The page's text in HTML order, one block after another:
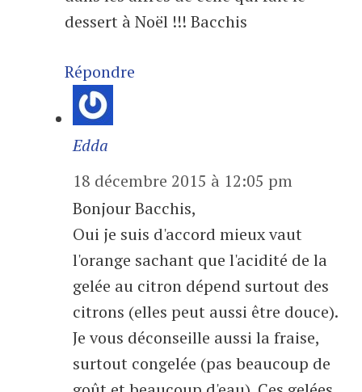
dessert à Noël !!! Bacchis
Répondre
Edda
18 décembre 2015 à 12:05 pm
Bonjour Bacchis,
Oui je suis d'accord mieux vaut
l'orange sachant que l'acidité de la
gelée au citron dépend surtout des
citrons (elles peut aussi être douce).
Je vous déconseille aussi la fraise,
surtout congelée (pas beaucoup de